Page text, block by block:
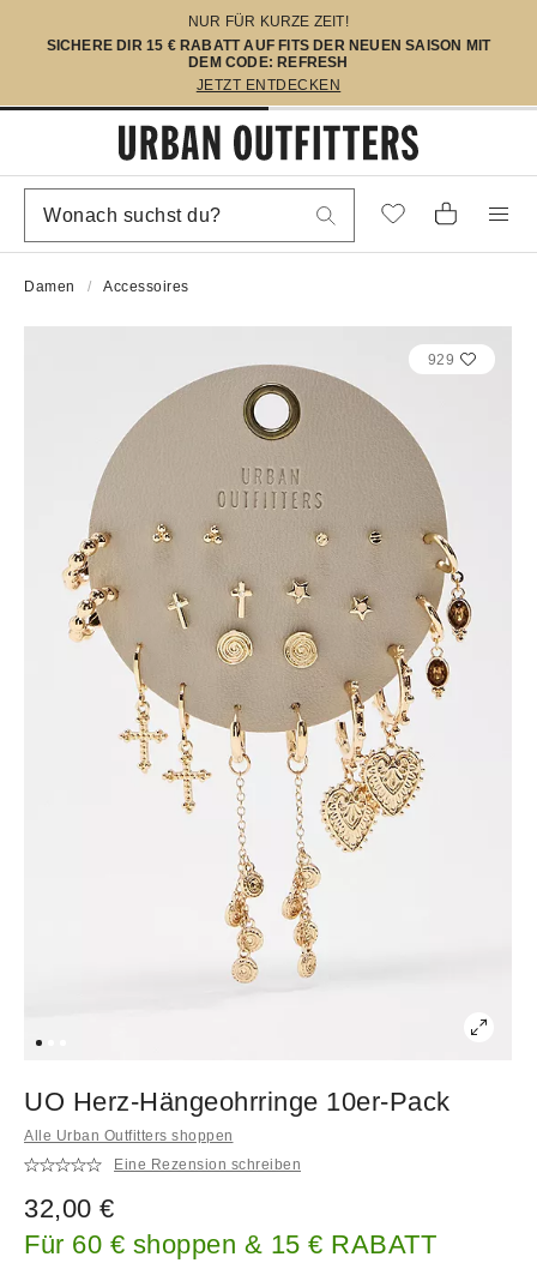
NUR FÜR KURZE ZEIT!
SICHERE DIR 15 € RABATT AUF FITS DER NEUEN SAISON MIT
DEM CODE: REFRESH
JETZT ENTDECKEN
Damen Accessoires
929
UO Herz-Hängeohrringe 10er-Pack
Alle Urban Outfitters shoppen
Eine Rezension schreiben
32,00 €
Für 60 € shoppen & 15 € RABATT